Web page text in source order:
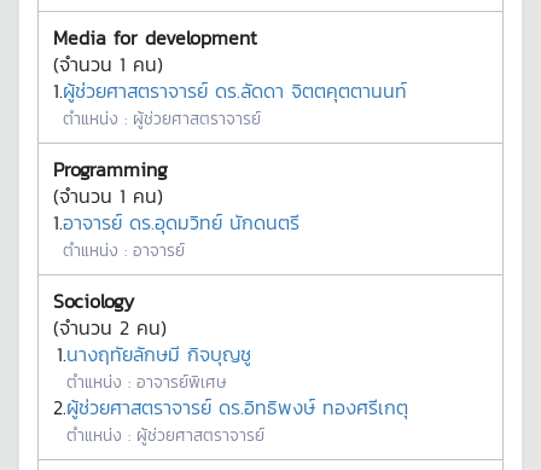
Media for development
(จำนวน 1 คน)
1.ผู้ช่วยศาสตราจารย์ ดร.ลัดดา จิตตคุตตานนท์
ตำแหน่ง : ผู้ช่วยศาสตราจารย์
Programming
(จำนวน 1 คน)
1.อาจารย์ ดร.อุดมวิทย์ นักดนตรี
ตำแหน่ง : อาจารย์
Sociology
(จำนวน 2 คน)
1.นางฤทัยลักษมี กิจบุญชู
ตำแหน่ง : อาจารย์พิเศษ
2.ผู้ช่วยศาสตราจารย์ ดร.อิทธิพงษ์ ทองศรีเกตุ
ตำแหน่ง : ผู้ช่วยศาสตราจารย์